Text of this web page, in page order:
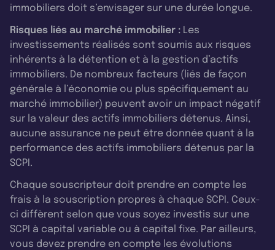
immobiliers doit s’envisager sur une durée longue.
Risques liés au marché immobilier : Les
investissements réalisés sont soumis aux risques
inhérents à la détention et à la gestion d’actifs
immobiliers. De nombreux facteurs (liés de façon
générale à l’économie ou plus spécifiquement au
marché immobilier) peuvent avoir un impact négatif
sur la valeur des actifs immobiliers détenus. Ainsi,
aucune assurance ne peut être donnée quant à la
performance des actifs immobiliers détenus par la
SCPI.
Chaque souscripteur doit prendre en compte les
frais à la souscription propres à chaque SCPI. Ceux-
ci diffèrent selon que vous soyez investis sur une
SCPI à capital variable ou à capital fixe. Par ailleurs,
vous devez prendre en compte les évolutions